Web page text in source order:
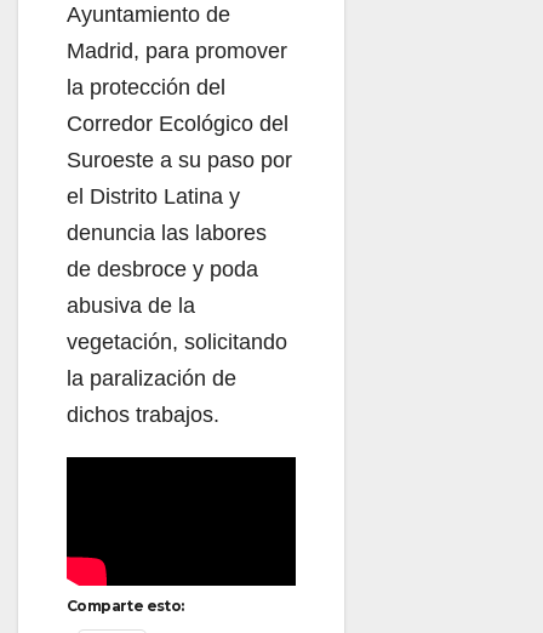
Ayuntamiento de
Madrid, para promover
la protección del
Corredor Ecológico del
Suroeste a su paso por
el Distrito Latina y
denuncia las labores
de desbroce y poda
abusiva de la
vegetación, solicitando
la paralización de
dichos trabajos.
Comparte esto: